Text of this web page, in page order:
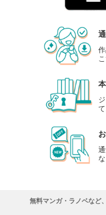
無料マンガ・ラノベなど